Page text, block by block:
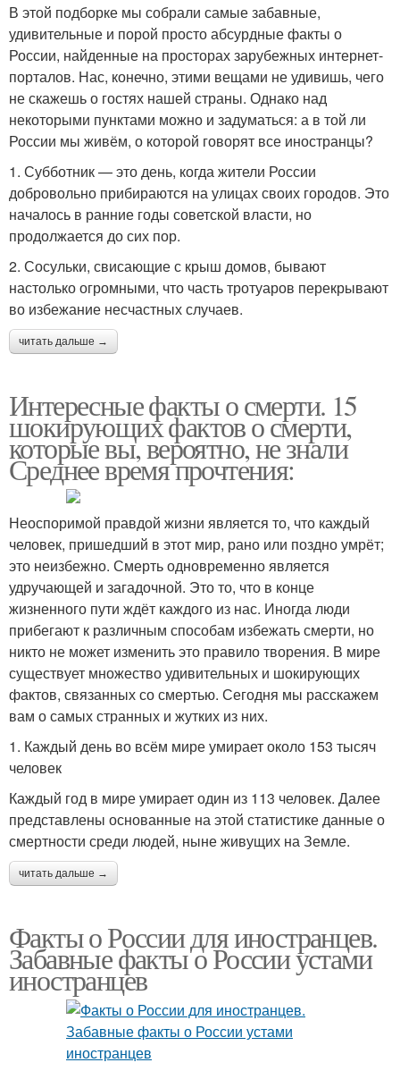
В этой подборке мы собрали самые забавные,
удивительные и порой просто абсурдные факты о
России, найденные на просторах зарубежных интернет-
порталов. Нас, конечно, этими вещами не удивишь, чего
не скажешь о гостях нашей страны. Однако над
некоторыми пунктами можно и задуматься: а в той ли
России мы живём, о которой говорят все иностранцы?
1. Субботник — это день, когда жители России
добровольно прибираются на улицах своих городов. Это
началось в ранние годы советской власти, но
продолжается до сих пор.
2. Сосульки, свисающие с крыш домов, бывают
настолько огромными, что часть тротуаров перекрывают
во избежание несчастных случаев.
читать дальше →
Интересные факты о смерти. 15
шокирующих фактов о смерти,
которые вы, вероятно, не знали
Среднее время прочтения:
Неоспоримой правдой жизни является то, что каждый
человек, пришедший в этот мир, рано или поздно умрёт;
это неизбежно. Смерть одновременно является
удручающей и загадочной. Это то, что в конце
жизненного пути ждёт каждого из нас. Иногда люди
прибегают к различным способам избежать смерти, но
никто не может изменить это правило творения. В мире
существует множество удивительных и шокирующих
фактов, связанных со смертью. Сегодня мы расскажем
вам о самых странных и жутких из них.
1. Каждый день во всём мире умирает около 153 тысяч
человек
Каждый год в мире умирает один из 113 человек. Далее
представлены основанные на этой статистике данные о
смертности среди людей, ныне живущих на Земле.
читать дальше →
Факты о России для иностранцев.
Забавные факты о России устами
иностранцев